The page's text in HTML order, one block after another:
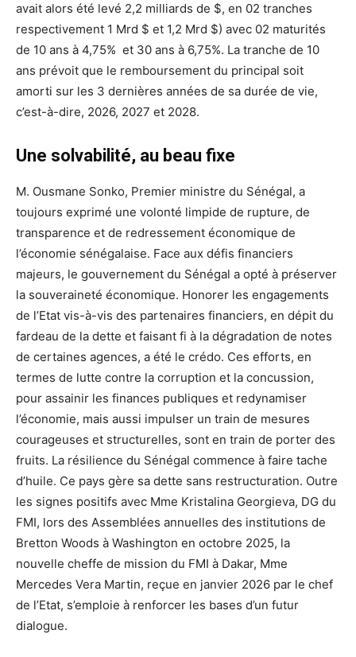
avait alors été levé 2,2 milliards de $, en 02 tranches
respectivement 1 Mrd $ et 1,2 Mrd $) avec 02 maturités
de 10 ans à 4,75% et 30 ans à 6,75%. La tranche de 10
ans prévoit que le remboursement du principal soit
amorti sur les 3 dernières années de sa durée de vie,
c’est-à-dire, 2026, 2027 et 2028.
Une solvabilité, au beau fixe
M. Ousmane Sonko, Premier ministre du Sénégal, a
toujours exprimé une volonté limpide de rupture, de
transparence et de redressement économique de
l’économie sénégalaise. Face aux défis financiers
majeurs, le gouvernement du Sénégal a opté à préserver
la souveraineté économique. Honorer les engagements
de l’Etat vis-à-vis des partenaires financiers, en dépit du
fardeau de la dette et faisant fi à la dégradation de notes
de certaines agences, a été le crédo. Ces efforts, en
termes de lutte contre la corruption et la concussion,
pour assainir les finances publiques et redynamiser
l’économie, mais aussi impulser un train de mesures
courageuses et structurelles, sont en train de porter des
fruits. La résilience du Sénégal commence à faire tache
d’huile. Ce pays gère sa dette sans restructuration. Outre
les signes positifs avec Mme Kristalina Georgieva, DG du
FMI, lors des Assemblées annuelles des institutions de
Bretton Woods à Washington en octobre 2025, la
nouvelle cheffe de mission du FMI à Dakar, Mme
Mercedes Vera Martin, reçue en janvier 2026 par le chef
de l’Etat, s’emploie à renforcer les bases d’un futur
dialogue.